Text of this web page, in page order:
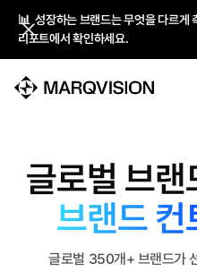
📊 성장하는 브랜드는 무엇을 다르
리포트에서 확인하세요.
📊 성장하는 브랜드는 무엇을 다르
리포트에서 확인하세요.
글로벌 브
브랜드 컨
글로벌 350개+ 브랜드가